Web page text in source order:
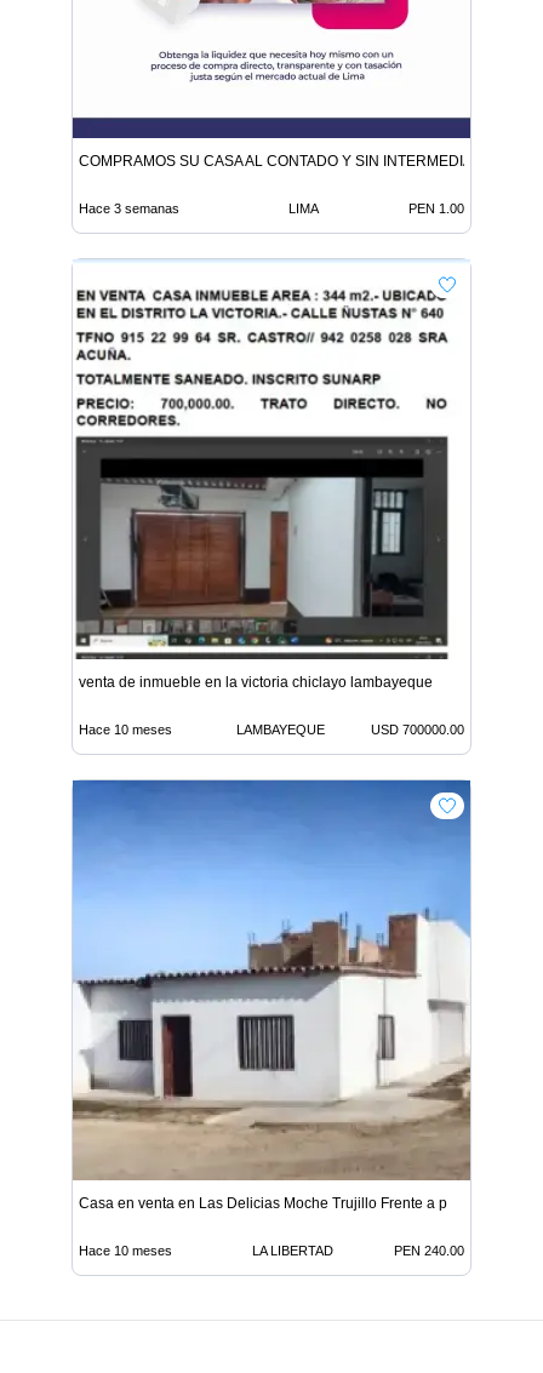
COMPRAMOS SU CASA AL CONTADO Y SIN INTERMEDIARIOS
Hace 3 semanas LIMA PEN 1.00
venta de inmueble en la victoria chiclayo lambayeque
Hace 10 meses LAMBAYEQUE USD 700000.00
Casa en venta en Las Delicias Moche Trujillo Frente a p
Hace 10 meses LA LIBERTAD PEN 240.00